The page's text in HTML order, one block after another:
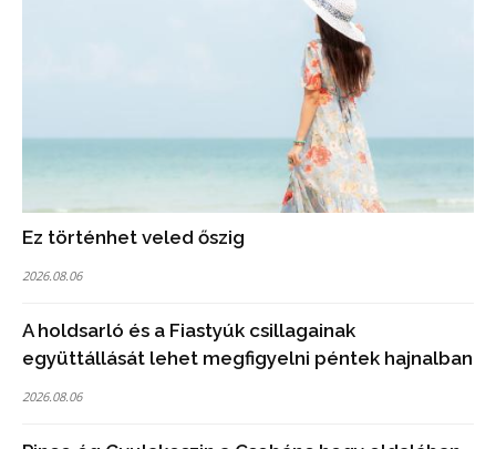
Ez történhet veled őszig
2026.08.06
A holdsarló és a Fiastyúk csillagainak
együttállását lehet megfigyelni péntek hajnalban
2026.08.06